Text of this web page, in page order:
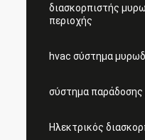
διασκορπιστής
περιοχής
hvac σύστημα
σύστημα παράδοσης
Ηλεκτρικός